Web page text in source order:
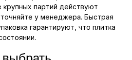
крупных партий действуют
у менеджера. Быстрая
гарантируют, что плитка